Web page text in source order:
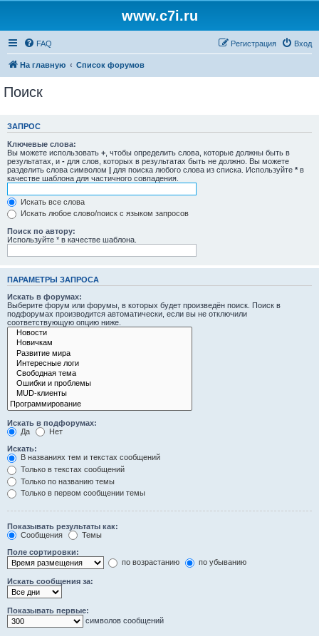
www.c7i.ru
FAQ Вход
Регистрация
На главную Список форумов
Поиск
ЗАПРОС
Ключевые слова:
Вы можете использовать + , чтобы определить слова, которые должны быть в
результатах, и - для слов, которых в результатах быть не должно. Вы можете
разделить слова символом | для поиска любого слова из списка. Используйте * в
качестве шаблона для частичного совпадения.
Искать все слова
Искать любое слово/поиск с языком запросов
Поиск по автору:
Используйте * в качестве шаблона.
ПАРАМЕТРЫ ЗАПРОСА
Искать в форумах:
Выберите форум или форумы, в которых будет произведён поиск. Поиск в
подфорумах производится автоматически, если вы не отключили
соответствующую опцию ниже.
Искать в подфорумах:
Да
Нет
Искать:
В названиях тем и текстах сообщений
Только в текстах сообщений
Только по названию темы
Только в первом сообщении темы
Показывать результаты как:
Сообщения
Темы
Поле сортировки:
по возрастанию
по убыванию
Искать сообщения за:
Показывать первые:
символов сообщений